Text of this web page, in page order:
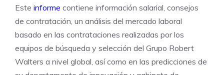
Este informe contiene información salarial, consejos
de contratación, un análisis del mercado laboral
basado en las contrataciones realizadas por los
equipos de búsqueda y selección del Grupo Robert
Walters a nivel global, así como en las predicciones de